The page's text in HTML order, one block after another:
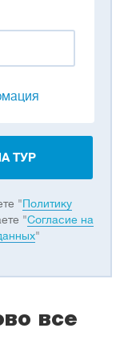
ТУР
"Политику
"Согласие на
"
все